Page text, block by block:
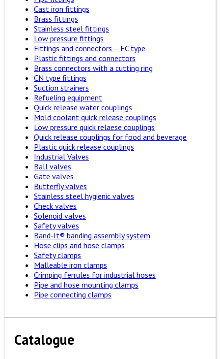
Cast iron fittings
Brass fittings
Stainless steel fittings
Low pressure fittings
Fittings and connectors – EC type
Plastic fittings and connectors
Brass connectors with a cutting ring
CN type fittings
Suction strainers
Refueling equipment
Quick release water couplings
Mold coolant quick release couplings
Low pressure quick relaese couplings
Quick release couplings for food and beverage
Plastic quick release couplings
Industrial Valves
Ball valves
Gate valves
Butterfly valves
Stainless steel hygienic valves
Check valves
Solenoid valves
Safety valves
Band-It® banding assembly system
Hose clips and hose clamps
Safety clamps
Malleable iron clamps
Crimping ferrules for industrial hoses
Pipe and hose mounting clamps
Pipe connecting clamps
Catalogue